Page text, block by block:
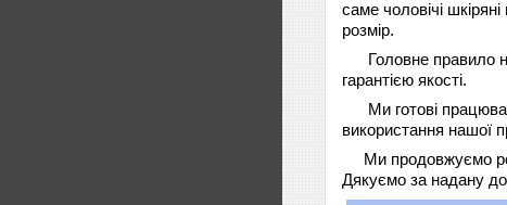
саме чоловічі шкіряні
розмір.
Головне правило
гарантією якості.
Ми готові
використання нашої
Ми продовжуємо
Дякуємо за надану